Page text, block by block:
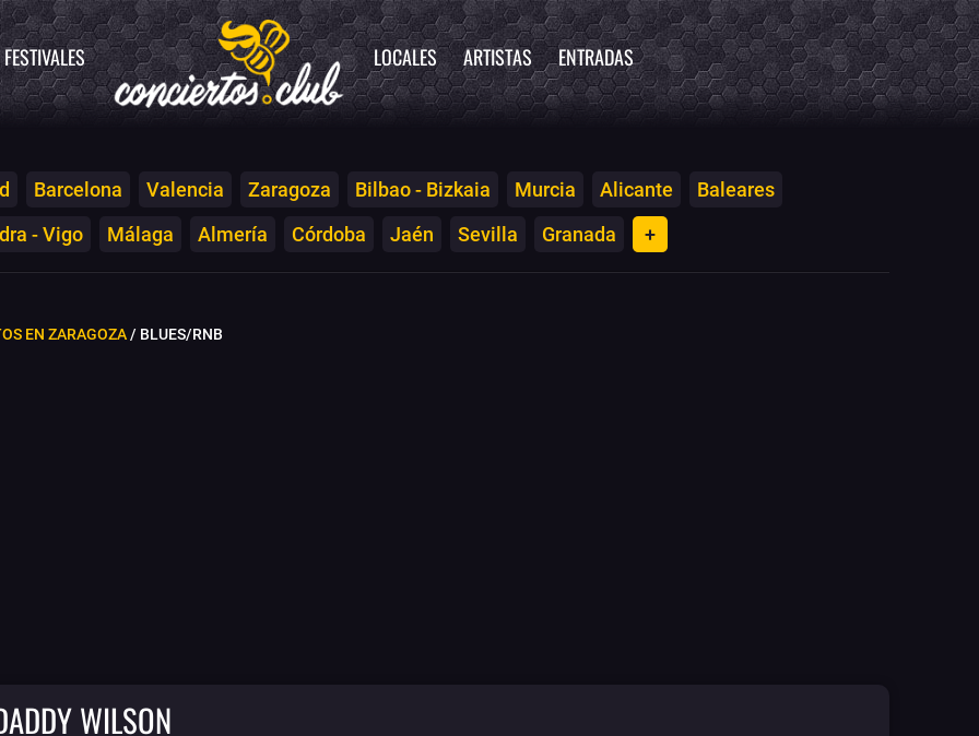
FESTIVALES LOCALES ARTISTAS ENTRADAS
Barcelona Valencia Zaragoza Bilbao - Bizkaia Murcia Alicante
Baleares
- Vigo
Málaga Almería Córdoba Jaén Sevilla Granada +
EN ZARAGOZA/ BLUES/RNB
WILSON